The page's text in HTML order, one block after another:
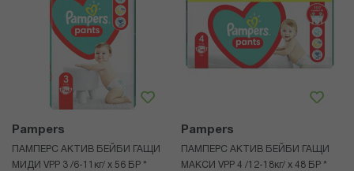
Pampers
ПАМПЕРС АКТИВ БЕЙБИ ГАЩИ
МИДИ VPP 3 /6-11кг/ х 56 БР *
Pampers
ПАМПЕРС АКТИВ БЕЙБИ ГАЩИ
МАКСИ VPP 4 /12-18кг/ х 48 БР *